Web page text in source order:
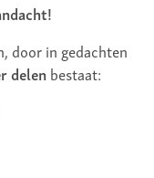
door in gedachten
delenbestaat: